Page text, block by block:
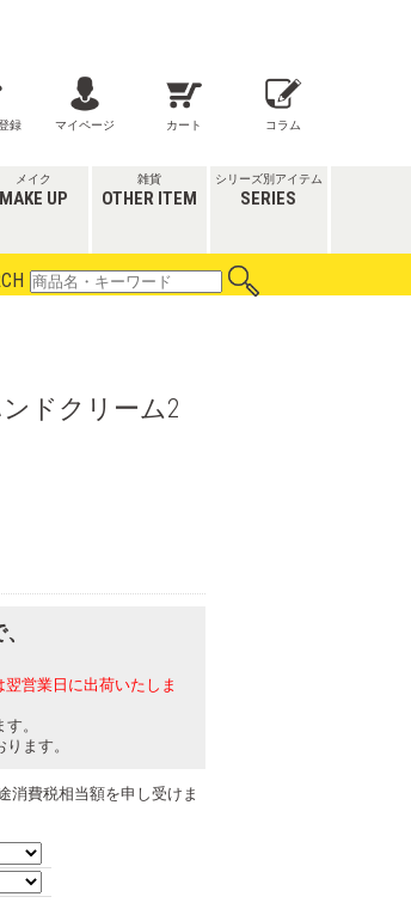
録 マイページ カート コラム
メイク
MAKE UP
雑貨
OTHER ITEM
シリーズ別アイテム
SERIES
ンドクリーム2
営業日に出荷いたしま
。
ます。
消費税相当額を申し受けま